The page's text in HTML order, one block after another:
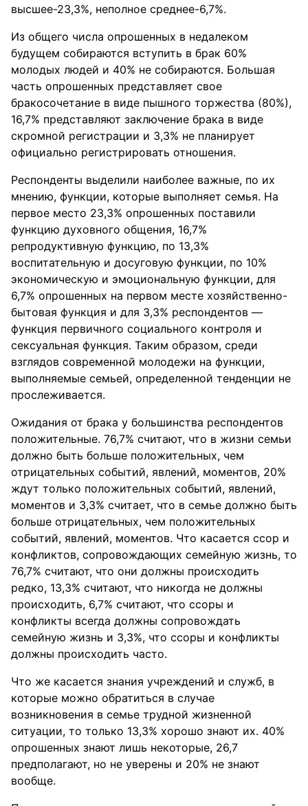
высшее-23,3%, неполное среднее-6,7%.
Из общего числа опрошенных в недалеком
будущем собираются вступить в брак 60%
молодых людей и 40% не собираются. Большая
часть опрошенных представляет свое
бракосочетание в виде пышного торжества (80%),
16,7% представляют заключение брака в виде
скромной регистрации и 3,3% не планирует
официально регистрировать отношения.
Респонденты выделили наиболее важные, по их
мнению, функции, которые выполняет семья. На
первое место 23,3% опрошенных поставили
функцию духовного общения, 16,7%
репродуктивную функцию, по 13,3%
воспитательную и досуговую функции, по 10%
экономическую и эмоциональную функции, для
6,7% опрошенных на первом месте хозяйственно-
бытовая функция и для 3,3% респондентов —
функция первичного социального контроля и
сексуальная функция. Таким образом, среди
взглядов современной молодежи на функции,
выполняемые семьей, определенной тенденции не
прослеживается.
Ожидания от брака у большинства респондентов
положительные. 76,7% считают, что в жизни семьи
должно быть больше положительных, чем
отрицательных событий, явлений, моментов, 20%
ждут только положительных событий, явлений,
моментов и 3,3% считает, что в семье должно быть
больше отрицательных, чем положительных
событий, явлений, моментов. Что касается ссор и
конфликтов, сопровождающих семейную жизнь, то
76,7% считают, что они должны происходить
редко, 13,3% считают, что никогда не должны
происходить, 6,7% считают, что ссоры и
конфликты всегда должны сопровождать
семейную жизнь и 3,3%, что ссоры и конфликты
должны происходить часто.
Что же касается знания учреждений и служб, в
которые можно обратиться в случае
возникновения в семье трудной жизненной
ситуации, то только 13,3% хорошо знают их. 40%
опрошенных знают лишь некоторые, 26,7
предполагают, но не уверены и 20% не знают
вообще.